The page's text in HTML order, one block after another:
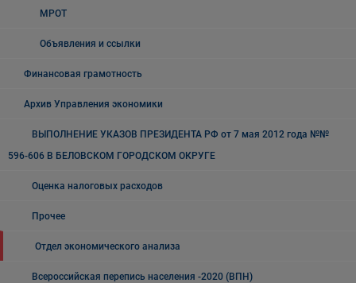
МРОТ
Объявления и ссылки
Финансовая грамотность
Архив Управления экономики
ВЫПОЛНЕНИЕ УКАЗОВ ПРЕЗИДЕНТА РФ от 7 мая 2012 года №№
596-606 В БЕЛОВСКОМ ГОРОДСКОМ ОКРУГЕ
Оценка налоговых расходов
Прочее
Отдел экономического анализа
Всероссийская перепись населения -2020 (ВПН)